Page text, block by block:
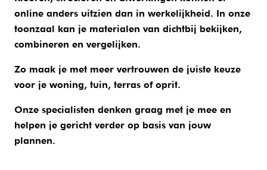
online anders uitzien dan in werkelijkheid. In onze
toonzaal kan je materialen van dichtbij bekijken,
combineren en vergelijken.
Zo maak je met meer vertrouwen de juiste keuze
voor je woning, tuin, terras of oprit.
Onze specialisten denken graag met je mee en
helpen je gericht verder op basis van jouw
plannen.